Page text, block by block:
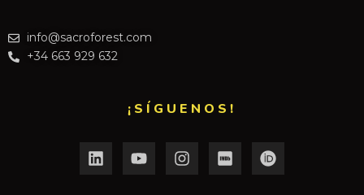
info@sacroforest.com
+34 663 929 632
¡SÍGUENOS!